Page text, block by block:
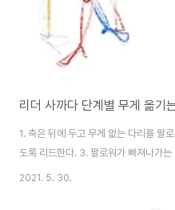
리더 사까다 단계별 무게 옮기
1. 축은 뒤에 두고 무게 없는 다리를 팔
도록 리드한다. 3. 팔로워가 빠져나가
2021. 5. 30.